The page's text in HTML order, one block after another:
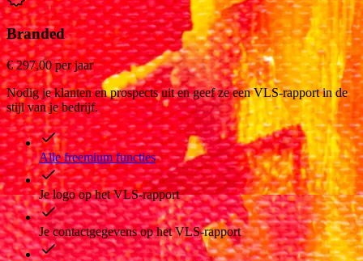
Branded
€ 297,00 per jaar
Nodig je klanten en prospects uit en geef ze een VLS-rapport in de
stijl van je bedrijf.
Alle freemium functies
Je logo op het VLS-rapport
Je contactgegevens op het VLS-rapport